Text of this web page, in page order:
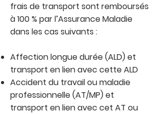
frais de transport sont remboursés
à 100 % par l’Assurance Maladie
dans les cas suivants :
Affection longue durée (ALD) et
transport en lien avec cette ALD
Accident du travail ou maladie
professionnelle (AT/MP) et
transport en lien avec cet AT ou